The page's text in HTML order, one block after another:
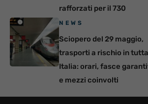
rafforzati per il 730
NEWS
Sciopero del 29 maggio,
trasporti a rischio in tutta
Italia: orari, fasce
e mezzi coinvolti